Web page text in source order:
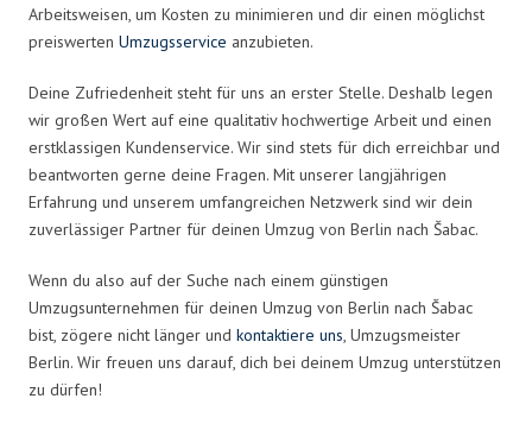
Arbeitsweisen, um Kosten zu minimieren und dir einen möglichst
preiswerten Umzugsservice anzubieten.
Deine Zufriedenheit steht für uns an erster Stelle. Deshalb legen
wir großen Wert auf eine qualitativ hochwertige Arbeit und einen
erstklassigen Kundenservice. Wir sind stets für dich erreichbar und
beantworten gerne deine Fragen. Mit unserer langjährigen
Erfahrung und unserem umfangreichen Netzwerk sind wir dein
zuverlässiger Partner für deinen Umzug von Berlin nach Šabac.
Wenn du also auf der Suche nach einem günstigen
Umzugsunternehmen für deinen Umzug von Berlin nach Šabac
bist, zögere nicht länger und kontaktiere uns, Umzugsmeister
Berlin. Wir freuen uns darauf, dich bei deinem Umzug unterstützen
zu dürfen!